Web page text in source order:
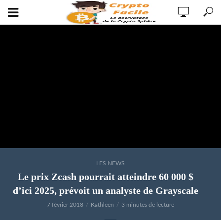
LES NEWS
Le prix Zcash pourrait atteindre 60 000 $
d’ici 2025, prévoit un analyste de Grayscale
7 février 2018 Kathleen 3 minutes de lecture